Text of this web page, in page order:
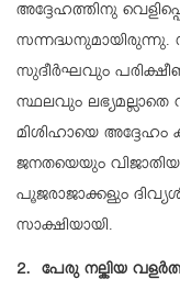
അദ്ദേഹത്തിനു
സന്നദ്ധനുമായിരുന്നു.
സുദീര്‍ഘവും
സ്ഥലവും
മിശിഹായെ
ജനതയെയും
പൂജരാജാക്കളും
സാക്ഷിയായി.
2. പേരു നല്കിയ